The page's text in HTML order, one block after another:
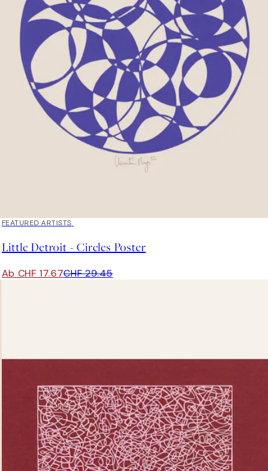
40%*
FEATURED ARTISTS
Little Detroit - Circles Poster
Ab CHF 17.67CHF 29.45